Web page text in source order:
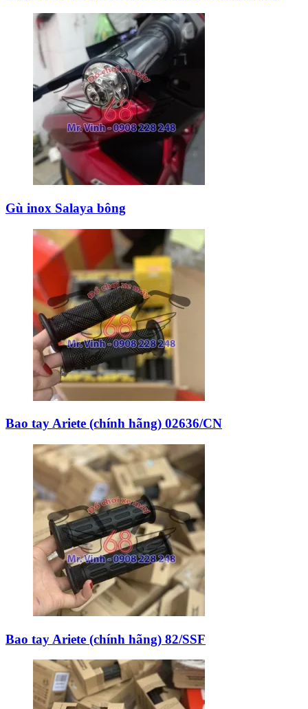
Gù inox Salaya bông
Bao tay Ariete (chính hãng) 02636/CN
Bao tay Ariete (chính hãng) 82/SSF